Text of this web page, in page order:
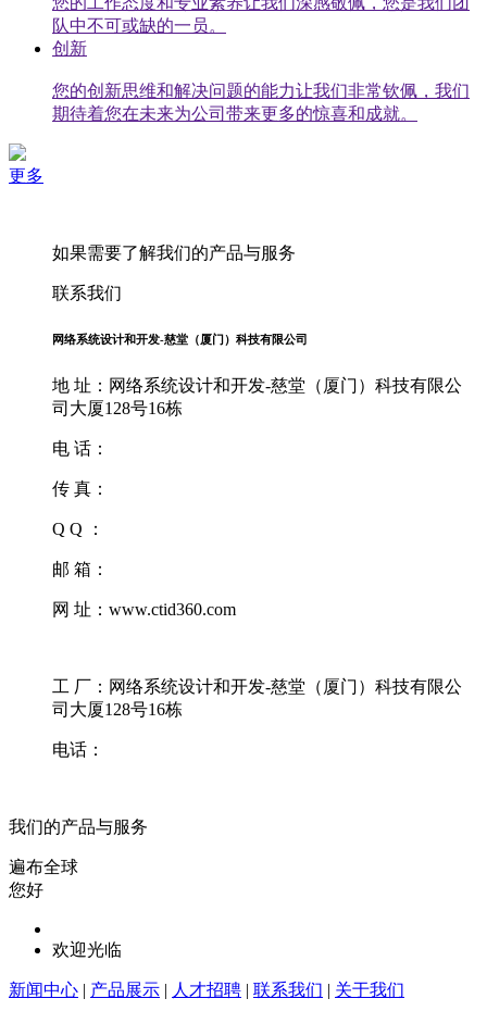
队中不可或缺的一员。
创新
您的创新思维和解决问题的能力让我们非常钦佩，我们
期待着您在未来为公司带来更多的惊喜和成就。
更多
如果需要了解我们的产品与服务
联系我们
网络系统设计和开发-慈堂（厦门）科技有限公司
地 址：网络系统设计和开发-慈堂（厦门）科技有限公
司大厦128号16栋
电 话：
传 真：
Q Q ：
邮 箱：
网 址：www.ctid360.com
工 厂：网络系统设计和开发-慈堂（厦门）科技有限公
司大厦128号16栋
电话：
我们的产品与服务
遍布全球
您好
欢迎光临
新闻中心 | 产品展示 | 人才招聘 | 联系我们 | 关于我们